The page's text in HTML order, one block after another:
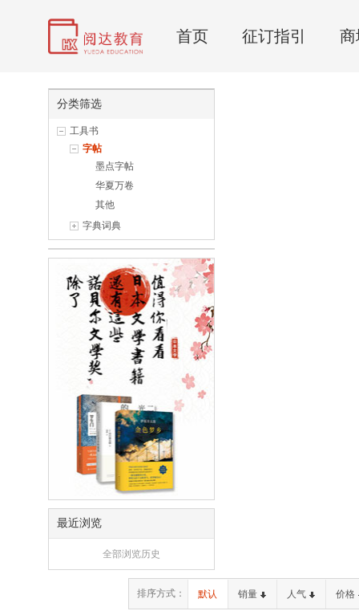
首页 征订指引 商
分类筛选
工具书
字帖
墨点字帖
华夏万卷
其他
字典词典
最近浏览
全部浏览历史
排序方式： 默认 销量 人气 价格